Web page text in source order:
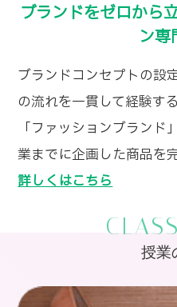
ブランドをゼロから
ン専
ブランドコンセプトの設
の流れを一貫して経験す
「ファッションブラン
業までに企画した商品を
詳しくはこちら
授業